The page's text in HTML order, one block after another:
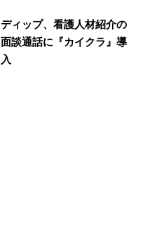
ディップ、看護人材紹介の
面談通話に『カイクラ』導
入